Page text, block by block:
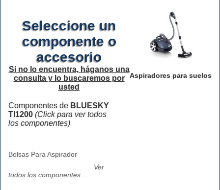
Aspiradores para suelos
Seleccione un
componente o
accesorio
Si no lo encuentra, háganos una
consulta y lo buscaremos por
usted
Componentes de BLUESKY
TI1200 (Click para ver todos
los componentes)
Bolsas Para Aspirador
Ver
todos los componentes ...